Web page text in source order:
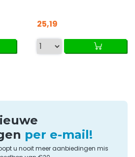
25,19
per e-mail!
u nooit meer aanbiedingen mis